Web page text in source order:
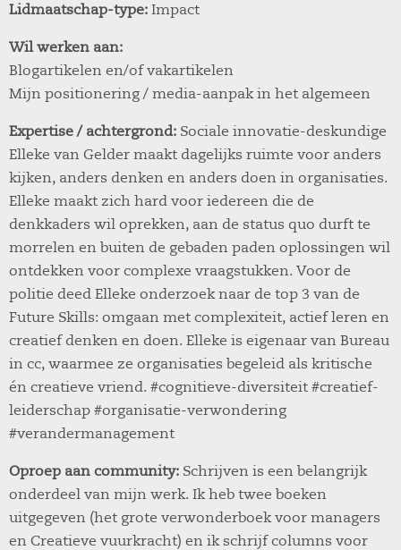
Lidmaatschap-type: Impact
Wil werken aan:
Blogartikelen en/of vakartikelen
Mijn positionering / media-aanpak in het algemeen
Expertise / achtergrond: Sociale innovatie-deskundige
Elleke van Gelder maakt dagelijks ruimte voor anders
kijken, anders denken en anders doen in organisaties.
Elleke maakt zich hard voor iedereen die de
denkkaders wil oprekken, aan de status quo durft te
morrelen en buiten de gebaden paden oplossingen wil
ontdekken voor complexe vraagstukken. Voor de
politie deed Elleke onderzoek naar de top 3 van de
Future Skills: omgaan met complexiteit, actief leren en
creatief denken en doen. Elleke is eigenaar van Bureau
in cc, waarmee ze organisaties begeleid als kritische
én creatieve vriend. #cognitieve-diversiteit #creatief-
leiderschap #organisatie-verwondering
#verandermanagement
Oproep aan community: Schrijven is een belangrijk
onderdeel van mijn werk. Ik heb twee boeken
uitgegeven (het grote verwonderboek voor managers
en Creatieve vuurkracht) en ik schrijf columns voor